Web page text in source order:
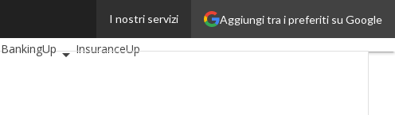
Aggiungi tra i preferiti su Google
I nostri servizi
AutomotiveUp
BankingUp
InsuranceUp